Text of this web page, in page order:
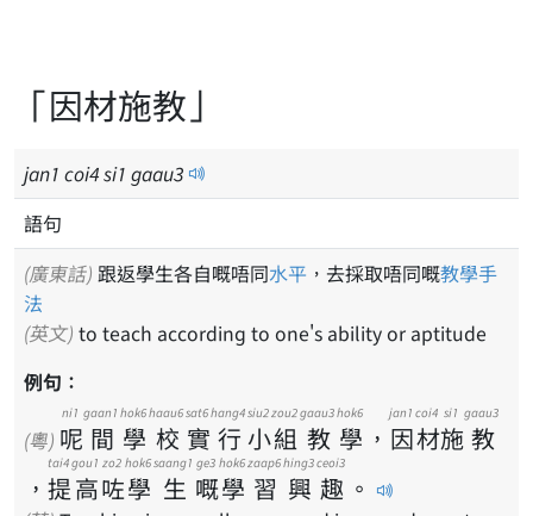
「因材施教」
jan1 coi4si1 gaau3
語句
(廣東話) 跟返學生各自嘅唔同水平 ，去採取唔同嘅教學手
法
(英文) to teach according to one's ability or aptitude
例句：
(粵) 呢
ni1
間
gaan1
學
hok6
校
haau6
實
sat6
行
hang4
小
siu2
組
zou2
教
gaau3
學
hok6
， 因
jan1
材
coi4
施
si1
教
gaau3
， 提
tai4
高
gou1
咗
zo2
學
hok6
生
saang1
嘅
ge3
學
hok6
習
zaap6
興
hing3
趣
ceoi3
。